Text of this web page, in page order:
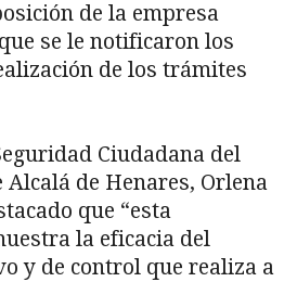
de la empresa
se le notificaron los
de los trámites
Ciudadana del
de Henares, Orlena
que “esta
la eficacia del
y de control que realiza a